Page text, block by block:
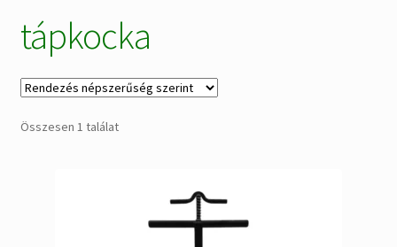
Alkatrészek
tápkocka
Összesen 1 találat